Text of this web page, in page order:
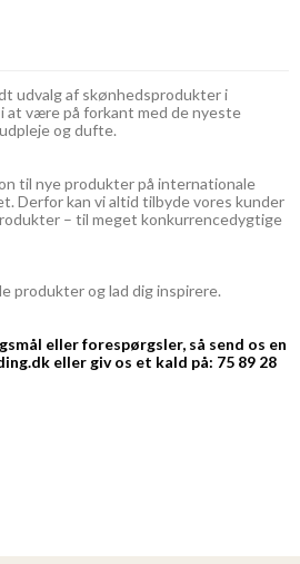
udvalg af skønhedsprodukter i
at være på forkant med de nyeste
og dufte.
til nye produkter på internationale
Derfor kan vi altid tilbyde vores kunder
– til meget konkurrencedygtige
produkter og lad dig inspirere.
eller forespørgsler, så send os en
eller giv os et kald på: 75 89 28